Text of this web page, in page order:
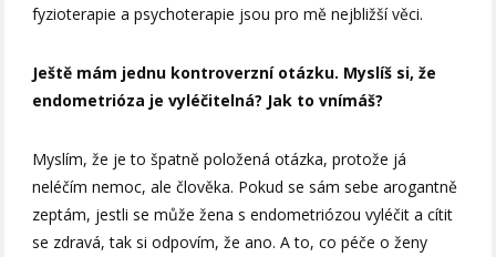
fyzioterapie a psychoterapie jsou pro mě nejbližší věci.
Ještě mám jednu kontroverzní otázku. Myslíš si, že
endometrióza je vyléčitelná? Jak to vnímáš?
Myslím, že je to špatně položená otázka, protože já
neléčím nemoc, ale člověka. Pokud se sám sebe arogantně
zeptám, jestli se může žena s endometriózou vyléčit a cítit
se zdravá, tak si odpovím, že ano. A to, co péče o ženy